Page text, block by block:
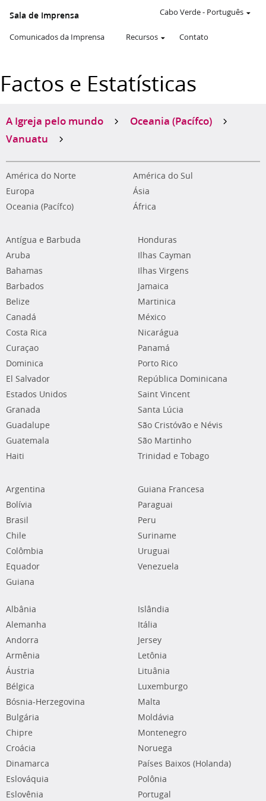
Sala de Imprensa
Comunicados da Imprensa Recursos Contato
Cabo Verde- Português
Factos e Estatísticas
A Igreja pelo mundo
Oceania (Pacífco)
Vanuatu
América do Norte
América do Sul
Europa
Ásia
Oceania (Pacífco)
África
Antígua e Barbuda
Aruba
Bahamas
Barbados
Belize
Canadá
Costa Rica
Curaçao
Dominica
El Salvador
Estados Unidos
Granada
Guadalupe
Guatemala
Haiti
Honduras
Ilhas Cayman
Ilhas Virgens
Jamaica
Martinica
México
Nicarágua
Panamá
Porto Rico
República Dominicana
Saint Vincent
Santa Lúcia
São Cristóvão e Névis
São Martinho
Trinidad e Tobago
Argentina
Bolívia
Brasil
Chile
Colômbia
Equador
Guiana
Guiana Francesa
Paraguai
Peru
Suriname
Uruguai
Venezuela
Albânia
Alemanha
Andorra
Armênia
Áustria
Bélgica
Bósnia-Herzegovina
Bulgária
Chipre
Croácia
Dinamarca
Eslováquia
Eslovênia
Islândia
Itália
Jersey
Letônia
Lituânia
Luxemburgo
Malta
Moldávia
Montenegro
Noruega
Países Baixos (Holanda)
Polônia
Portugal